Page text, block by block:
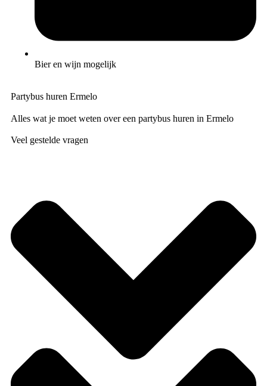
Partybus huren Ermelo
Bier en wijn mogelijk
Alles wat je moet weten over een partybus huren in Ermelo
Veel gestelde vragen